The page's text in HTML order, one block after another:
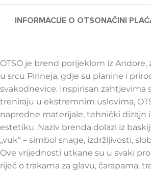
INFORMACIJE O OTSONAČINI
OTSO je brend porijeklom iz
u srcu Pirineja, gdje su planine i
svakodnevice. Inspirisan zahtjevima
treniraju u ekstremnim uslovima,
napredne materijale, tehnički dizajn
estetiku. Naziv brenda dolazi iz
„vuk“ – simbol snage, izdržljivosti,
Ove vrijednosti utkane su u svaki
riječ o trakama za glavu, čarapama,